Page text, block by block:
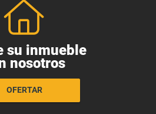
su inmueble
nosotros
OFERTAR